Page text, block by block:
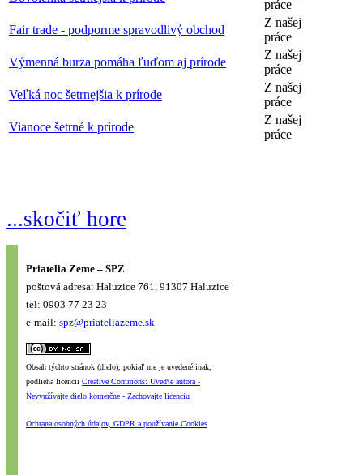
práce
Fair trade - podporme spravodlivý obchod
Z našej
práce
Výmenná burza pomáha ľuďom aj prírode
Z našej
práce
Veľká noc šetrnejšia k prírode
Z našej
práce
Vianoce šetrné k prírode
Z našej
práce
...skočiť hore
Priatelia Zeme – SPZ
poštová adresa: Haluzice 761, 91307 Haluzice
tel: 0903 77 23 23
e-mail: spz@priateliazeme.sk
Obsah týchto stránok (dielo), pokiaľ nie je uvedené inak,
podlieha licencii Creative Commons: Uveďte autora -
Nevyužívajte dielo komerčne - Zachovajte licenciu
Ochrana osobných údajov, GDPR a používanie Cookies